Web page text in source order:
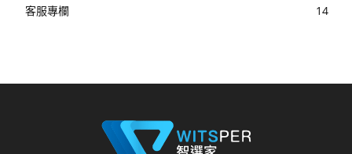
客服專欄
14